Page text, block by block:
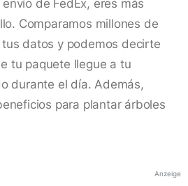
de FedEx, eres más
Comparamos millones de
tus datos y podemos decirte
tu paquete llegue a tu
durante el día. Además,
para plantar árboles
Anzeige